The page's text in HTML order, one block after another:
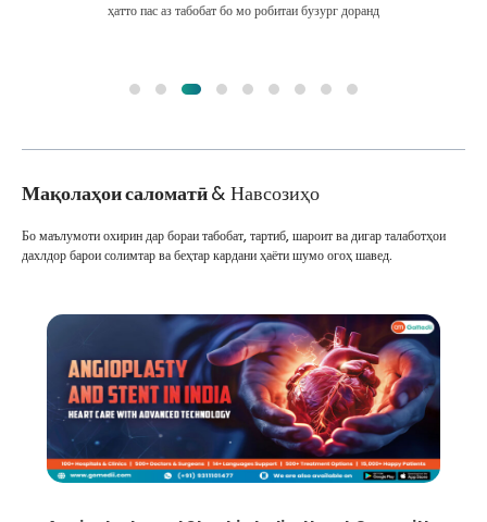
ҳатто пас аз табобат бо мо робитаи бузург доранд
Мақолаҳои саломатӣ& Навсозиҳо
Бо маълумоти охирин дар бораи табобат, тартиб, шароит ва дигар талаботҳои
дахлдор барои солимтар ва беҳтар кардани ҳаёти шумо огоҳ шавед.